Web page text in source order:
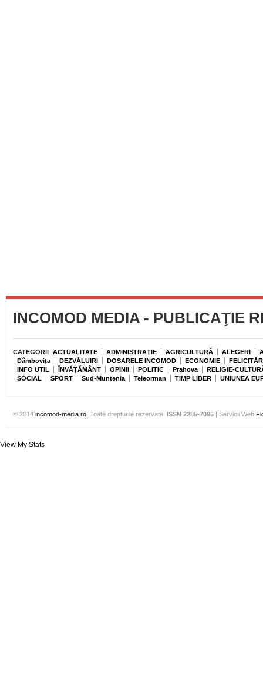
INCOMOD MEDIA - PUBLICAŢIE
CATEGORII ACTUALITATE ADMINISTRAŢIE AGRICULTURĂ ALEGERI
Dâmboviţa
DEZVĂLUIRI DOSARELE INCOMOD ECONOMIE
INFO UTIL
ÎNVĂŢĂMÂNT OPINII POLITIC Prahova
RELIGIE-
SOCIAL
SPORT Sud-Muntenia Teleorman TIMP LIBER UNIUNEA
© 2014incomod-media.ro. Toate drepturile rezervate. ISSN 2285-7095| Servicii Web
View My Stats